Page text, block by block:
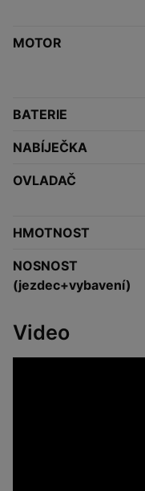
MOTOR
BATERIE
NABÍJEČKA
OVLADAČ
HMOTNOST
NOSNOST
(jezdec+vybavení)
Video